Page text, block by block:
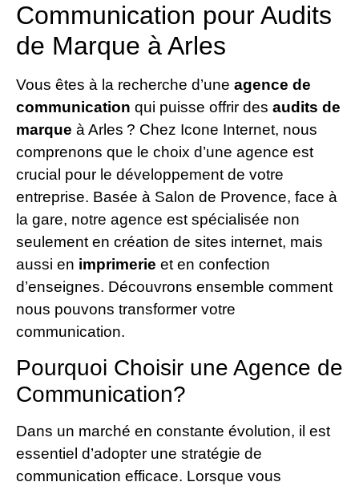
Communication pour Audits
de Marque à Arles
Vous êtes à la recherche d’une agence de
communication qui puisse offrir des audits de
marque à Arles ? Chez Icone Internet, nous
comprenons que le choix d’une agence est
crucial pour le développement de votre
entreprise. Basée à Salon de Provence, face à
la gare, notre agence est spécialisée non
seulement en création de sites internet, mais
aussi en imprimerie et en confection
d’enseignes. Découvrons ensemble comment
nous pouvons transformer votre
communication.
Pourquoi Choisir une Agence de
Communication?
Dans un marché en constante évolution, il est
essentiel d’adopter une stratégie de
communication efficace. Lorsque vous